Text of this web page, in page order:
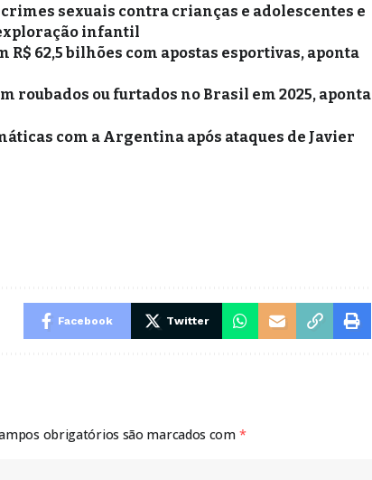
sexuais contra crianças e adolescentes e
infantil
62,5 bilhões com apostas esportivas, aponta
roubados ou furtados no Brasil em 2025, aponta
com a Argentina após ataques de Javier
Facebook Twitter
obrigatórios são marcados com *